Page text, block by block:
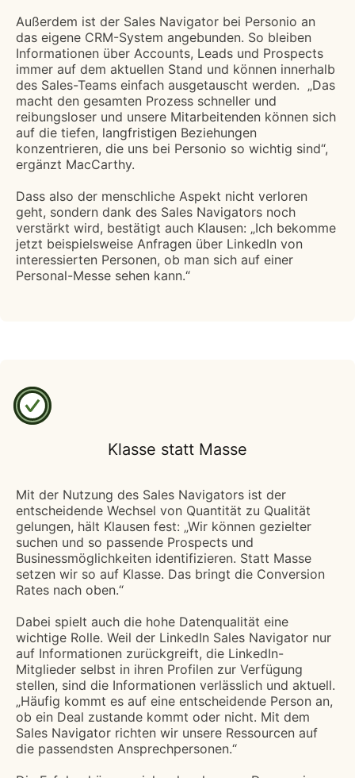
Außerdem ist der Sales Navigator bei Personio an
das eigene CRM-System angebunden. So bleiben
Informationen über Accounts, Leads und Prospects
immer auf dem aktuellen Stand und können innerhalb
des Sales-Teams einfach ausgetauscht werden. ​ ​„Das
macht den gesamten Prozess schneller und
reibungsloser und unsere Mitarbeitenden können sich
auf die tiefen, langfristigen Beziehungen
konzentrieren, die uns bei Personio so wichtig sind“,
ergänzt M​a​cCarthy.
Dass also der menschliche Aspekt nicht verloren
geht, sondern dank des Sales Navigators noch
verstärkt wird, bestätigt auch Klausen: „Ich bekomme
jetzt beispielsweise Anfragen über LinkedIn von
interessierten Personen, ob man sich auf einer
Personal-Messe sehen kann.“
Klasse statt Masse
Mit der Nutzung des Sales Navigators ist der
entscheidende Wechsel von Quantität zu Qualität
gelungen, hält Klausen fest: „Wir können gezielter
suchen und so passende Prospects und
Businessmöglichkeiten identifizieren. Statt Masse
setzen wir so auf Klasse. Das bringt die Conversion
Rates nach oben.“
Dabei spielt auch die hohe Datenqualität eine
wichtige Rolle. Weil der LinkedIn Sales Navigator nur
auf Informationen zurückgreift, die LinkedIn-
Mitglieder selbst in ihren Profilen zur Verfügung
stellen, sind die Informationen verlässlich und aktuell.
„Häufig kommt es auf eine entscheidende Person an,
ob ein Deal zustande kommt oder nicht. Mit dem
Sales Navigator richten wir unsere Ressourcen auf
die passendsten Ansprechpersonen.“